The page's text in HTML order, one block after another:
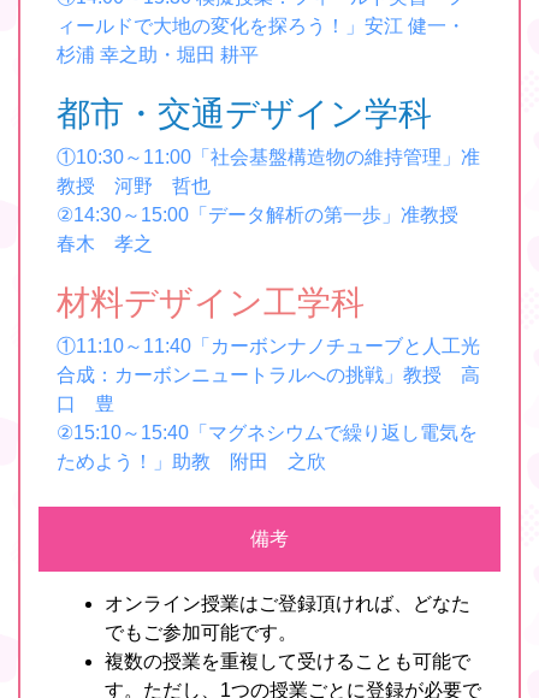
ィールドで大地の変化を探ろう！」安江 健一・
杉浦 幸之助・堀田 耕平
都市・交通デザイン学科
①10:30～11:00「社会基盤構造物の維持管理」准
教授 河野 哲也
②14:30～15:00「データ解析の第一歩」准教授
春木 孝之
材料デザイン工学科
①11:10～11:40「カーボンナノチューブと人工光
合成：カーボンニュートラルへの挑戦」教授 高
口 豊
②15:10～15:40「マグネシウムで繰り返し電気を
ためよう！」助教 附田 之欣
備考
オンライン授業はご登録頂ければ、どなた
でもご参加可能です。
複数の授業を重複して受けることも可能で
す。ただし、1つの授業ごとに登録が必要で